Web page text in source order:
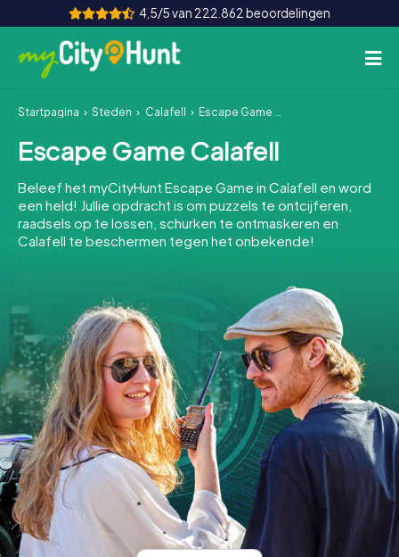
4,5/5 van 222.862 beoordelingen
Hoe het werkt
Steden
Tours
Teamevenement
INT AT CH
DE
ES
FR UK
IE
IT
NL
Boek tickets
Koop cadeaubonnen
Startpagina Steden Calafell Escape Game Calafell
Escape Game Calafell
Beleef het myCityHunt Escape Game in Calafell en word
een held! Jullie opdracht is om puzzels te ontcijferen,
raadsels op te lossen, schurken te ontmaskeren en
Calafell te beschermen tegen het onbekende!